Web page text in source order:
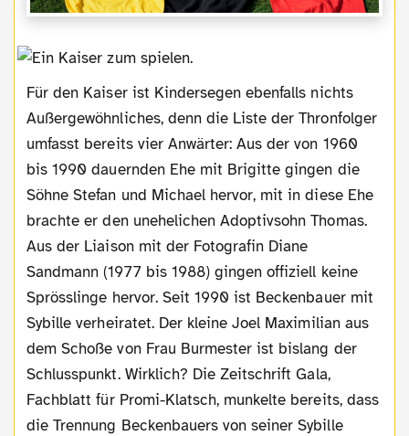
Für den Kaiser ist Kindersegen ebenfalls nichts
Außergewöhnliches, denn die Liste der Thronfolger
umfasst bereits vier Anwärter: Aus der von 1960
bis 1990 dauernden Ehe mit Brigitte gingen die
Söhne Stefan und Michael hervor, mit in diese Ehe
brachte er den unehelichen Adoptivsohn Thomas.
Aus der Liaison mit der Fotografin Diane
Sandmann (1977 bis 1988) gingen offiziell keine
Sprösslinge hervor. Seit 1990 ist Beckenbauer mit
Sybille verheiratet. Der kleine Joel Maximilian aus
dem Schoße von Frau Burmester ist bislang der
Schlusspunkt. Wirklich? Die Zeitschrift Gala,
Fachblatt für Promi-Klatsch, munkelte bereits, dass
die Trennung Beckenbauers von seiner Sybille